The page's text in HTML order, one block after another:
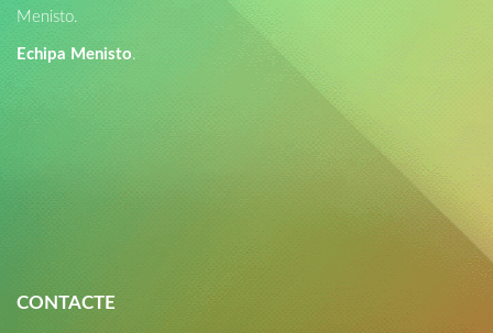
Menisto.
Echipa Menisto.
CONTACTE